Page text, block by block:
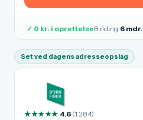
✓ 0 kr. i oprettelseBinding:6 mdr.
Set ved dagens adresseopslag
★★★★★ 4.6 (1.284)